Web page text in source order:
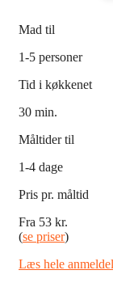
Mad til
1-5 personer
Tid i køkkenet
30 min.
Måltider til
1-4 dage
Pris pr. måltid
Fra 53 kr.
(se priser)
Læs hele